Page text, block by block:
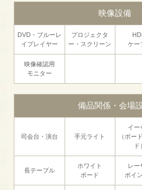
映像設備
DVD・ブルーレ
イプレイヤー
プロジェクタ
ー・スクリーン
ケー
映像確認用
モニター
備品関係・会場
司会台・演台 手元ライト
イー
（ボー
ド
長テーブル
ホワイト
ボード
レー
ポイ